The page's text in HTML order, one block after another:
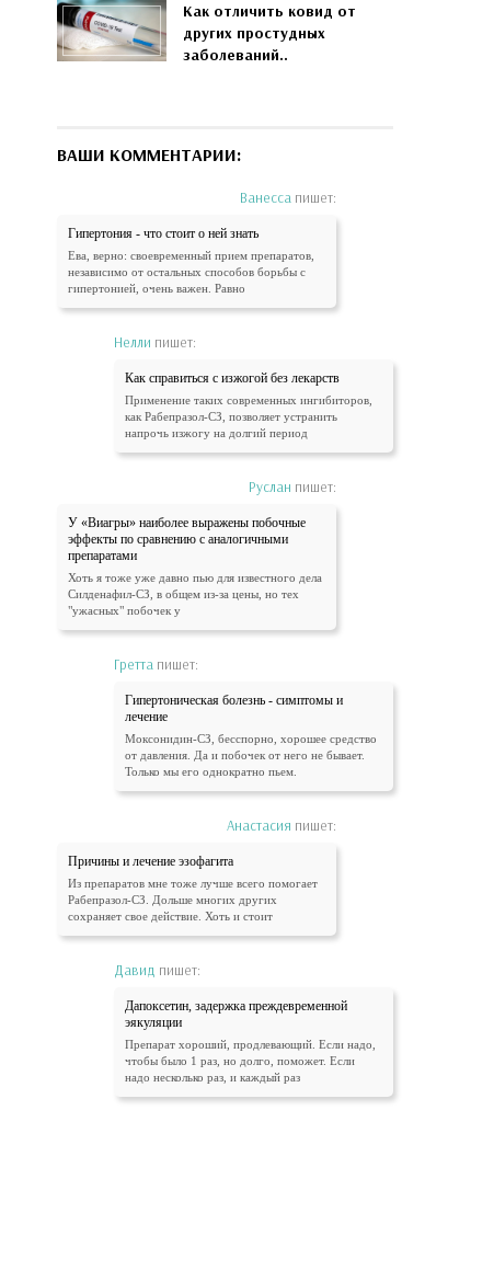
Как отличить ковид от
других простудных
заболеваний..
ВАШИ КОММЕНТАРИИ:
Ванесса пишет:
Гипертония - что стоит о ней знать
Ева, верно: своевременный прием препаратов,
независимо от остальных способов борьбы с
гипертонией, очень важен. Равно
Нелли пишет:
Как справиться с изжогой без лекарств
Применение таких современных ингибиторов,
как Рабепразол-СЗ, позволяет устранить
напрочь изжогу на долгий период
Руслан пишет:
У «Виагры» наиболее выражены побочные
эффекты по сравнению с аналогичными
препаратами
Хоть я тоже уже давно пью для известного дела
Силденафил-СЗ, в общем из-за цены, но тех
"ужасных" побочек у
Гретта пишет:
Гипертоническая болезнь - симптомы и
лечение
Моксонидин-СЗ, бесспорно, хорошее средство
от давления. Да и побочек от него не бывает.
Только мы его однократно пьем.
Анастасия пишет:
Причины и лечение эзофагита
Из препаратов мне тоже лучше всего помогает
Рабепразол-СЗ. Дольше многих других
сохраняет свое действие. Хоть и стоит
Давид пишет:
Дапоксетин, задержка преждевременной
эякуляции
Препарат хороший, продлевающий. Если надо,
чтобы было 1 раз, но долго, поможет. Если
надо несколько раз, и каждый раз